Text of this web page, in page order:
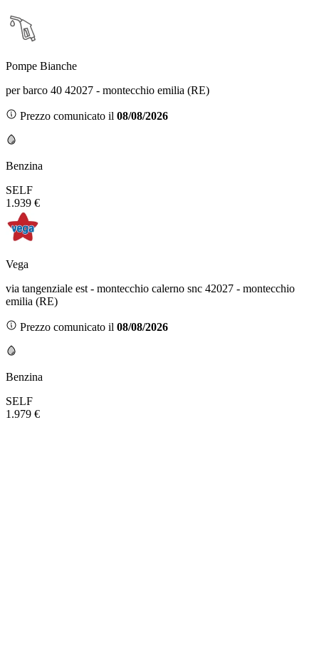
Pompe Bianche
per barco 40 42027 - montecchio emilia (RE)
Prezzo comunicato il 08/08/2026
Benzina
SELF
1.939 €
Vega
via tangenziale est - montecchio calerno snc 42027 - montecchio
emilia (RE)
Prezzo comunicato il 08/08/2026
Benzina
SELF
1.979 €